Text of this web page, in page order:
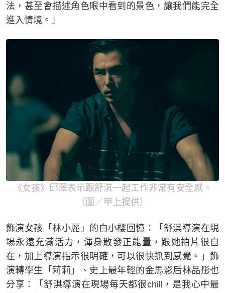
法，甚至會描述角色眼中看到的景色，讓我們能完全
進入情境。」
《女孩》邱澤表示跟舒淇一起工作非常有安全感。
（圖／甲上提供）
飾演女孩「林小麗」的白小櫻回憶：「舒淇導演在現
場永遠充滿活力，渾身散發正能量，跟她拍片很自
在，加上導演指示很明確，可以很快抓到感覺。」飾
演轉學生「莉莉」、史上最年輕的金馬影后林品彤也
分享：「舒淇導演在現場每天都很chill，是我心中最